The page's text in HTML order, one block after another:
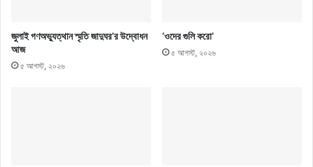
জুলাই গণঅভ্যুত্থান স্মৃতি জাদুঘর’র উদ্বোধন
আজ
৫ আগস্ট, ২০২৬
‘ওদের গুলি করো’
৫ আগস্ট, ২০২৬